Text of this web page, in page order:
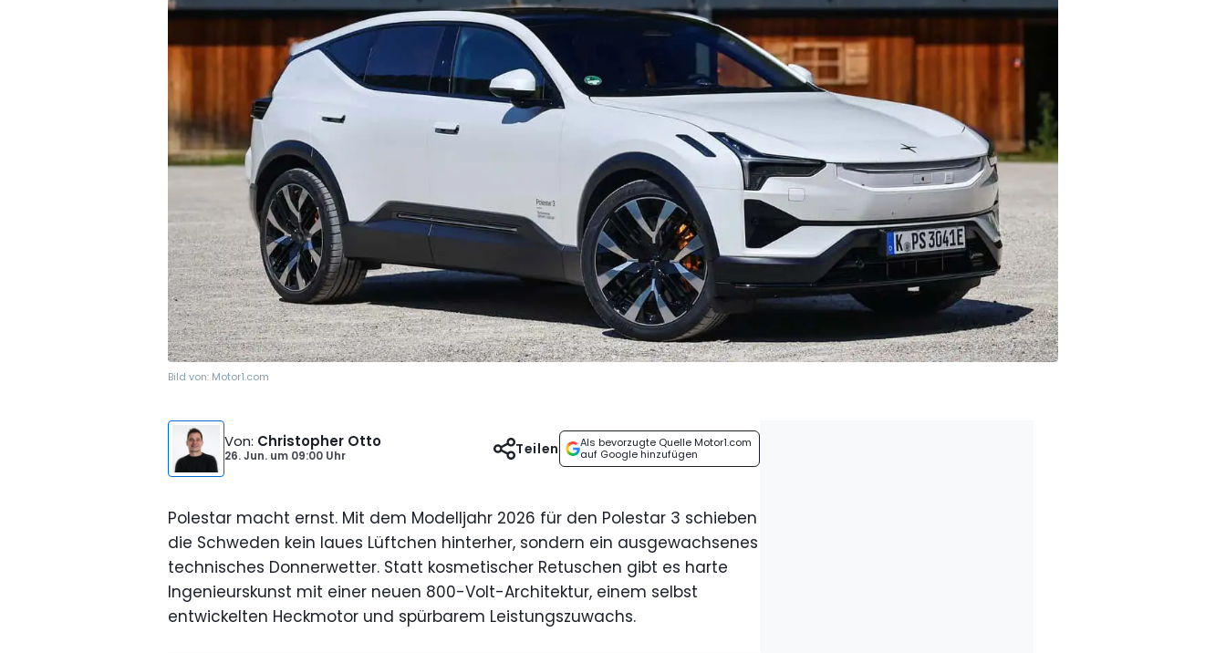
Bild von: Motor1.com
Von: Christopher Otto
26. Jun. um 09:00 Uhr
Als bevorzugte Quelle Motor1.com
auf Google hinzufügen
Teilen
Polestar macht ernst. Mit dem Modelljahr 2026 für den Polestar 3 schieben
die Schweden kein laues Lüftchen hinterher, sondern ein ausgewachsenes
technisches Donnerwetter. Statt kosmetischer Retuschen gibt es harte
Ingenieurskunst mit einer neuen 800-Volt-Architektur, einem selbst
entwickelten Heckmotor und spürbarem Leistungszuwachs.